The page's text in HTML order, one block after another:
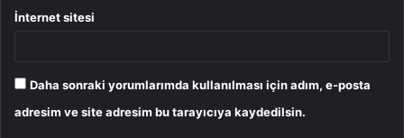
İnternet sitesi
Daha sonraki yorumlarımda kullanılması için adım, e-posta
adresim ve site adresim bu tarayıcıya kaydedilsin.